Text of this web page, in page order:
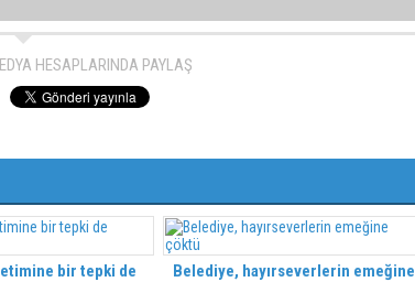
HESAPLARINDA PAYLAŞ
bir tepki de
Belediye, hayırseverlerin emeğine